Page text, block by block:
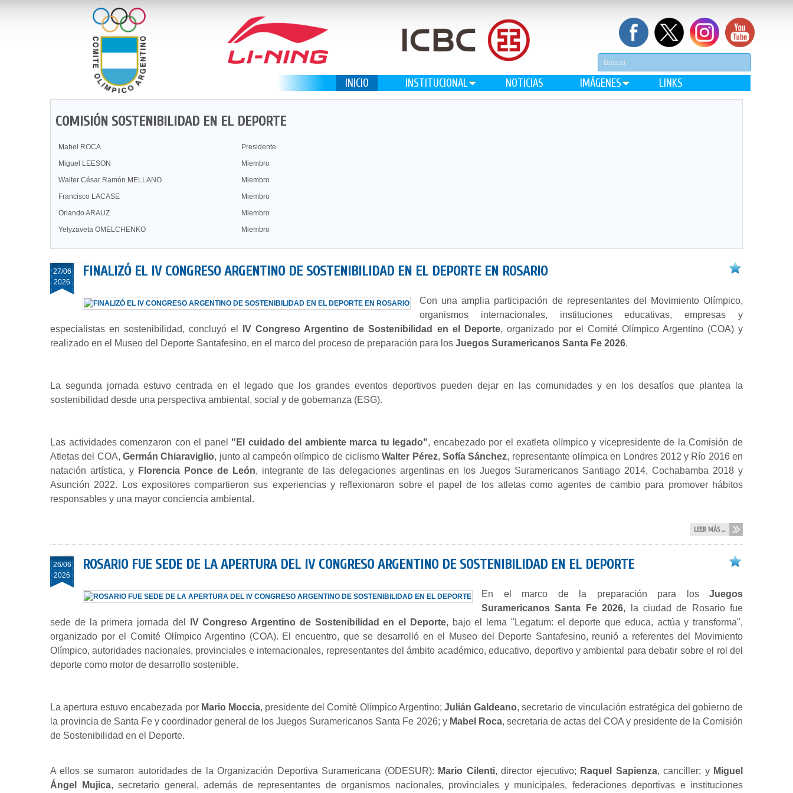
INICIO INSTITUCIONAL NOTICIAS IMÁGENES LINKS
COMISIÓN SOSTENIBILIDAD EN EL DEPORTE
Mabel ROCA
Presidente
Miguel LEESON
Miembro
Walter César Ramón MELLANO
Miembro
Francisco LACASE
Miembro
Orlando ARAUZ
Miembro
Yelyzaveta OMELCHENKO
Miembro
27/06
2026
FINALIZÓ EL IV CONGRESO ARGENTINO DE SOSTENIBILIDAD EN EL DEPORTE EN ROSARIO
Con una amplia participación de representantes del Movimiento Olímpico,
organismos internacionales, instituciones educativas, empresas y
especialistas en sostenibilidad, concluyó el
IV Congreso Argentino de Sostenibilidad en el Deporte, organizado por el Comité Olímpico Argentino (COA) y
realizado en el Museo del Deporte Santafesino, en el marco del proceso de preparación para los Juegos Suramericanos Santa Fe 2026.
La segunda jornada estuvo centrada en el legado que los grandes eventos deportivos pueden dejar en las comunidades y en los desafíos que plantea la
sostenibilidad desde una perspectiva ambiental, social y de gobernanza (ESG).
Las actividades comenzaron con el panel "El cuidado del ambiente marca tu legado", encabezado por el exatleta olímpico y vicepresidente de la Comisión de
Atletas del COA, Germán Chiaraviglio, junto al campeón olímpico de ciclismoWalter Pérez, Sofía Sánchez, representante olímpica en Londres 2012 y Río 2016 en
natación artística, y Florencia Ponce de León, integrante de las delegaciones argentinas en los Juegos Suramericanos Santiago 2014, Cochabamba 2018 y
Asunción 2022. Los expositores compartieron sus experiencias y reflexionaron sobre el papel de los atletas como agentes de cambio para promover hábitos
responsables y una mayor conciencia ambiental.
LEER MÁS ...
26/06
2026
ROSARIO FUE SEDE DE LA APERTURA DEL IV CONGRESO ARGENTINO DE SOSTENIBILIDAD EN EL DEPORTE
En el marco de la preparación para los Juegos
Suramericanos Santa Fe 2026, la ciudad de Rosario fue
sede de la primera jornada del
IV Congreso Argentino de Sostenibilidad en el Deporte, bajo el lema "Legatum: el deporte que educa, actúa y transforma",
organizado por el Comité Olímpico Argentino (COA). El encuentro, que se desarrolló en el Museo del Deporte Santafesino, reunió a referentes del Movimiento
Olímpico, autoridades nacionales, provinciales e internacionales, representantes del ámbito académico, educativo, deportivo y ambiental para debatir sobre el rol del
deporte como motor de desarrollo sostenible.
La apertura estuvo encabezada por Mario Moccia, presidente del Comité Olímpico Argentino; Julián Galdeano, secretario de vinculación estratégica del gobierno de
la provincia de Santa Fe y coordinador general de los Juegos Suramericanos Santa Fe 2026; y Mabel Roca, secretaria de actas del COA y presidente de la Comisión
de Sostenibilidad en el Deporte.
A ellos se sumaron autoridades de la Organización Deportiva Suramericana (ODESUR): Mario Cilenti, director ejecutivo; Raquel Sapienza, canciller; y Miguel
Ángel Mujica, secretario general, además de representantes de organismos nacionales, provinciales y municipales, federaciones deportivas e instituciones